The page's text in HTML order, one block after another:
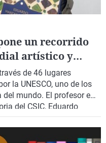
un recorrido
artístico y
de 46 lugares
la UNESCO, uno de los
mundo. El profesor e
del CSIC, Eduardo
“España monumental.